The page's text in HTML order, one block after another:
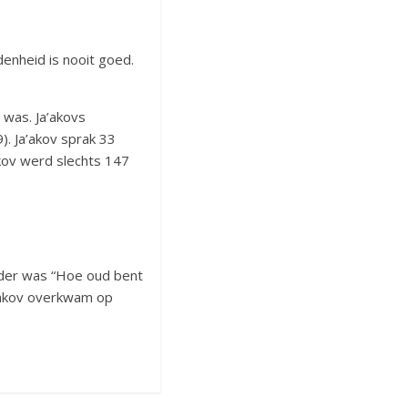
is nooit goed.
Ja’akovs
Ja’akov sprak 33
werd slechts 147
was “Hoe oud bent
overkwam op